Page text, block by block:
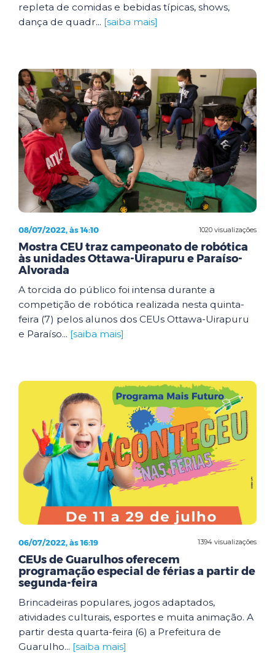
repleta de comidas e bebidas típicas, shows,
dança de quadr... [saiba mais]
1020 visualizações
08/07/2022, às 14:10
Mostra CEU traz campeonato de robótica
às unidades Ottawa-Uirapuru e Paraíso-
Alvorada
A torcida do público foi intensa durante a
competição de robótica realizada nesta quinta-
feira (7) pelos alunos dos CEUs Ottawa-Uirapuru
e Paraíso... [saiba mais]
1394 visualizações
06/07/2022, às 16:19
CEUs de Guarulhos oferecem
programação especial de férias a partir de
segunda-feira
Brincadeiras populares, jogos adaptados,
atividades culturais, esportes e muita animação. A
partir desta quarta-feira (6) a Prefeitura de
Guarulho... [saiba mais]